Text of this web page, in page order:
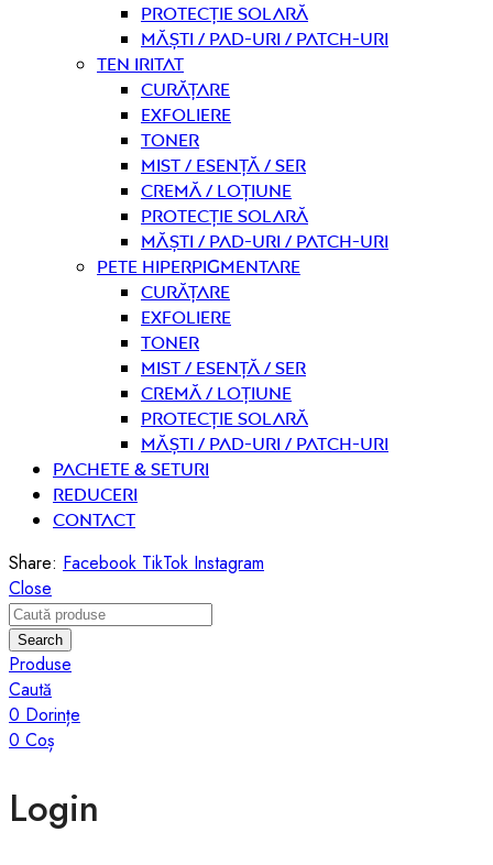
Protecție solară
Măști / Pad-uri / Patch-uri
Ten iritat
curățare
Exfoliere
Toner
Mist / Esență / Ser
Cremă / Loțiune
Protecție solară
Măști / Pad-uri / Patch-uri
Pete hiperpigmentare
curățare
Exfoliere
Toner
Mist / Esență / Ser
Cremă / Loțiune
Protecție solară
Măști / Pad-uri / Patch-uri
PACHETE & SETURI
REDUCERI
Contact
Share: Facebook TikTok Instagram
Close
Search
Produse
Caută
0 Dorințe
0 Coș
Login